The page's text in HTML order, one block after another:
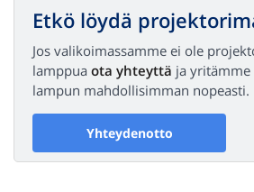
Etkö löydä
Jos valikoimassamme ei ole
lamppua ota yhteyttä ja yritämme
lampun mahdollisimman nopeasti.
Yhteydenotto